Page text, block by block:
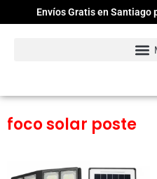
Envíos Gratis en Santiago
foco solar poste